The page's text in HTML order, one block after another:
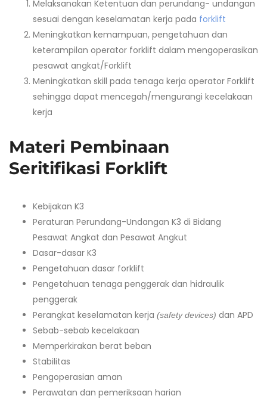
Melaksanakan Ketentuan dan perundang- undangan
sesuai dengan keselamatan kerja pada forklift
Meningkatkan kemampuan, pengetahuan dan
keterampilan operator forklift dalam mengoperasikan
pesawat angkat/Forklift
Meningkatkan skill pada tenaga kerja operator Forklift
sehingga dapat mencegah/mengurangi kecelakaan
kerja
Materi Pembinaan
Seritifikasi Forklift
Kebijakan K3
Peraturan Perundang-Undangan K3 di Bidang
Pesawat Angkat dan Pesawat Angkut
Dasar-dasar K3
Pengetahuan dasar forklift
Pengetahuan tenaga penggerak dan hidraulik
penggerak
Perangkat keselamatan kerja (safety devices) dan APD
Sebab-sebab kecelakaan
Memperkirakan berat beban
Stabilitas
Pengoperasian aman
Perawatan dan pemeriksaan harian